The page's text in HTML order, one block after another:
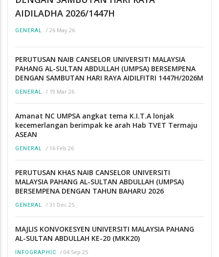
AIDILADHA 2026/1447H
GENERAL / 26 May 26
PERUTUSAN NAIB CANSELOR UNIVERSITI MALAYSIA
PAHANG AL-SULTAN ABDULLAH (UMPSA) BERSEMPENA
DENGAN SAMBUTAN HARI RAYA AIDILFITRI 1447H/2026M
GENERAL / 19 Mar 26
Amanat NC UMPSA angkat tema K.I.T.A lonjak
kecemerlangan berimpak ke arah Hab TVET Termaju
ASEAN
GENERAL / 16 Feb 26
PERUTUSAN KHAS NAIB CANSELOR UNIVERSITI
MALAYSIA PAHANG AL-SULTAN ABDULLAH (UMPSA)
BERSEMPENA DENGAN TAHUN BAHARU 2026
GENERAL / 31 Dec 25
MAJLIS KONVOKESYEN UNIVERSITI MALAYSIA PAHANG
AL-SULTAN ABDULLAH KE-20 (MKK20)
INFOGRAPHIC / 04 Sep 25